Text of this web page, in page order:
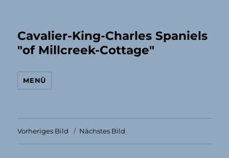
Cavalier-King-Charles Spaniels
"of Millcreek-Cottage"
MENÜ
Vorheriges Bild Nächstes Bild